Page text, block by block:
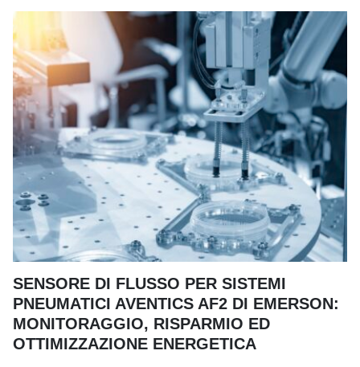
SENSORE DI FLUSSO PER SISTEMI
PNEUMATICI AVENTICS AF2 DI EMERSON:
MONITORAGGIO, RISPARMIO ED
OTTIMIZZAZIONE ENERGETICA